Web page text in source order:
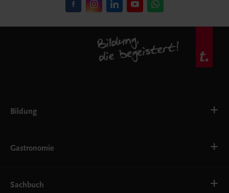
Bildung
AHS
EWF/ZWF
FW
Gastronomie
Getränke
Sachbuch